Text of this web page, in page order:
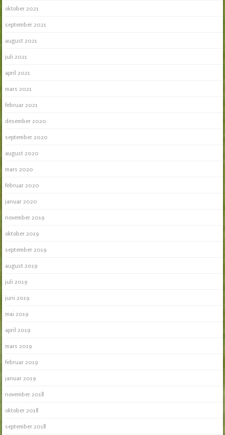
oktober 2021
september 2021
august 2021
juli 2021
april 2021
mars 2021
februar 2021
desember 2020
september 2020
august 2020
mars 2020
februar 2020
januar 2020
november 2019
oktober 2019
september 2019
august 2019
juli 2019
juni 2019
mai 2019
april 2019
mars 2019
februar 2019
januar 2019
november 2018
oktober 2018
september 2018